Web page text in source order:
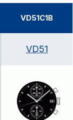
VD51C1B
VD51